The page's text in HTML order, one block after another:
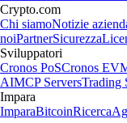
Crypto.com
Chi siamoNotizie
noiPartnerSicurezza
Sviluppatori
Cronos PoSCronos
AIMCP ServersTrading
Impara
ImparaBitcoinRicerca